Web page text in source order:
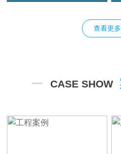
查看更
CASE SHOW